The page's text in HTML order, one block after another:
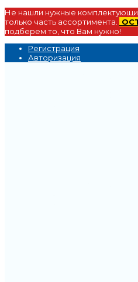
Не нашли нужные
только часть ассортимента.
подберем то, что Вам нужно!
Регистрация
Авторизация